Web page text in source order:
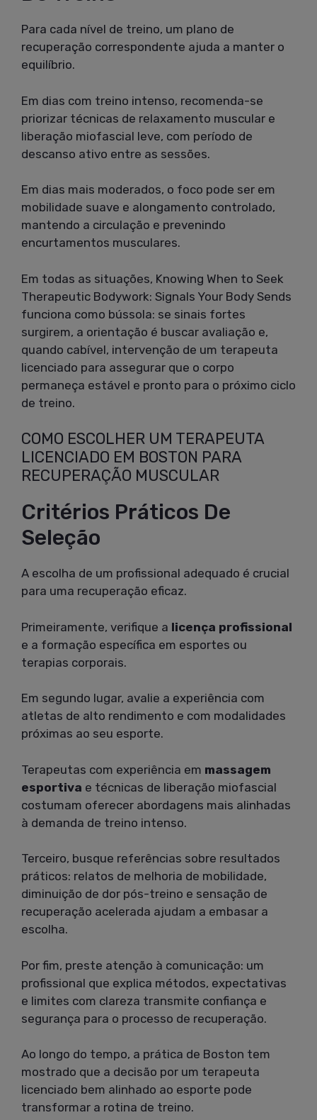
Para cada nível de treino, um plano de
recuperação correspondente ajuda a manter o
equilíbrio.
Em dias com treino intenso, recomenda-se
priorizar técnicas de relaxamento muscular e
liberação miofascial leve, com período de
descanso ativo entre as sessões.
Em dias mais moderados, o foco pode ser em
mobilidade suave e alongamento controlado,
mantendo a circulação e prevenindo
encurtamentos musculares.
Em todas as situações, Knowing When to Seek
Therapeutic Bodywork: Signals Your Body Sends
funciona como bússola: se sinais fortes
surgirem, a orientação é buscar avaliação e,
quando cabível, intervenção de um terapeuta
licenciado para assegurar que o corpo
permaneça estável e pronto para o próximo ciclo
de treino.
COMO ESCOLHER UM TERAPEUTA
LICENCIADO EM BOSTON PARA
RECUPERAÇÃO MUSCULAR
Critérios Práticos De
Seleção
A escolha de um profissional adequado é crucial
para uma recuperação eficaz.
Primeiramente, verifique a licença profissional
e a formação específica em esportes ou
terapias corporais.
Em segundo lugar, avalie a experiência com
atletas de alto rendimento e com modalidades
próximas ao seu esporte.
Terapeutas com experiência em massagem
esportiva e técnicas de liberação miofascial
costumam oferecer abordagens mais alinhadas
à demanda de treino intenso.
Terceiro, busque referências sobre resultados
práticos: relatos de melhoria de mobilidade,
diminuição de dor pós-treino e sensação de
recuperação acelerada ajudam a embasar a
escolha.
Por fim, preste atenção à comunicação: um
profissional que explica métodos, expectativas
e limites com clareza transmite confiança e
segurança para o processo de recuperação.
Ao longo do tempo, a prática de Boston tem
mostrado que a decisão por um terapeuta
licenciado bem alinhado ao esporte pode
transformar a rotina de treino.